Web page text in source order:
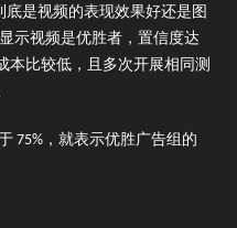
是视频的表现效果好还是图
示视频是优胜者，置信度达
本比较低，且多次开展相同测
75%，就表示优胜广告组的